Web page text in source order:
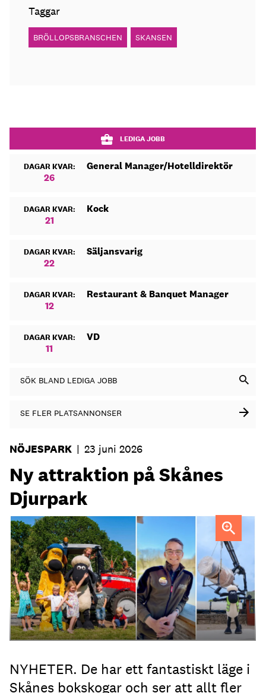
Taggar
BRÖLLOPSBRANSCHEN SKANSEN
LEDIGA JOBB
DAGAR KVAR:
26
General Manager/Hotelldirektör
DAGAR KVAR:
21
Kock
DAGAR KVAR:
22
Säljansvarig
DAGAR KVAR:
12
Restaurant & Banquet Manager
DAGAR KVAR:
11
VD
SÖK BLAND LEDIGA JOBB
SE FLER PLATSANNONSER
NÖJESPARK | 23 juni 2026
Ny attraktion på Skånes
Djurpark
Glenn André Eikelund FOTO: Skånes Djurpark
NYHETER. De har ett fantastiskt läge i
Skånes bokskogar och ser att allt fler